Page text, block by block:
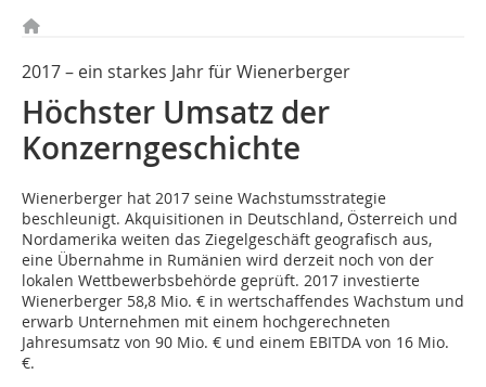
2017 – ein starkes Jahr für Wienerberger
Höchster Umsatz der
Konzerngeschichte
Wienerberger hat 2017 seine Wachstumsstrategie
beschleunigt. Akquisitionen in Deutschland, Österreich und
Nordamerika weiten das Ziegelgeschäft geografisch aus,
eine Übernahme in Rumänien wird derzeit noch von der
lokalen Wettbewerbsbehörde geprüft. 2017 investierte
Wienerberger 58,8 Mio. € in wertschaffendes Wachstum und
erwarb Unternehmen mit einem hochgerechneten
Jahresumsatz von 90 Mio. € und einem EBITDA von 16 Mio.
€.